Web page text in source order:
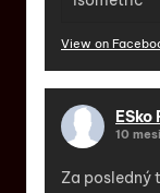
View on
ESko
10
Za posledný